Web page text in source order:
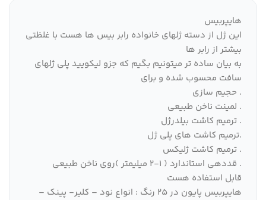
هایپربیس
این ژل از دسته ژلهای خانواده رابر بیس ها هست با غلظتی
بیشتر از رابر ها
به بیان ساده تر میتونیم بگیم که جزو لیکویید پلی ژلهای
سافت محسوب شده و برای
. حجیم سازی
. لمینت ناخن طبیعی
. ترمیم کاشت بیلدرژل
.ترمیم کاشت های پلی ژل
. ترمیم کاشت ژلیکس
. قددهی استاندارد ( 1-2 میلیمتر )‌روی ناخن طبیعی
قابل استفاده هست
هایپربیس پایون در 25 رنگ : انواع نود – کلیر- پینک –